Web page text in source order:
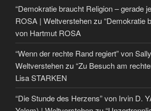
“Demokratie braucht Religion – gerade
ROSA | Weltverstehenzu“Demokratie
von Hartmut ROSA
“Wenn der rechte Rand regiert” von
Weltverstehenzu“Zu Besuch am
Lisa STARKEN
“Die Stunde des Herzens” von Irvin D.